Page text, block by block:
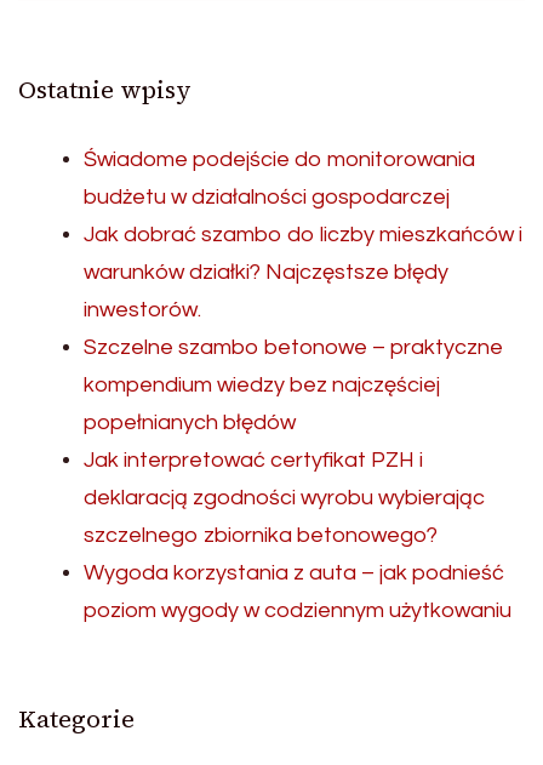
Ostatnie wpisy
Świadome podejście do monitorowania
budżetu w działalności gospodarczej
Jak dobrać szambo do liczby mieszkańców i
warunków działki? Najczęstsze błędy
inwestorów.
Szczelne szambo betonowe – praktyczne
kompendium wiedzy bez najczęściej
popełnianych błędów
Jak interpretować certyfikat PZH i
deklaracją zgodności wyrobu wybierając
szczelnego zbiornika betonowego?
Wygoda korzystania z auta – jak podnieść
poziom wygody w codziennym użytkowaniu
Kategorie